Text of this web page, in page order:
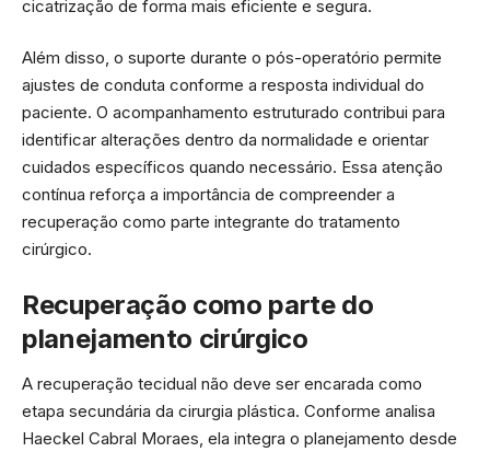
cicatrização de forma mais eficiente e segura.
Além disso, o suporte durante o pós-operatório permite
ajustes de conduta conforme a resposta individual do
paciente. O acompanhamento estruturado contribui para
identificar alterações dentro da normalidade e orientar
cuidados específicos quando necessário. Essa atenção
contínua reforça a importância de compreender a
recuperação como parte integrante do tratamento
cirúrgico.
Recuperação como parte do
planejamento cirúrgico
A recuperação tecidual não deve ser encarada como
etapa secundária da cirurgia plástica. Conforme analisa
Haeckel Cabral Moraes, ela integra o planejamento desde